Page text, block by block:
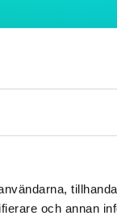
och annan